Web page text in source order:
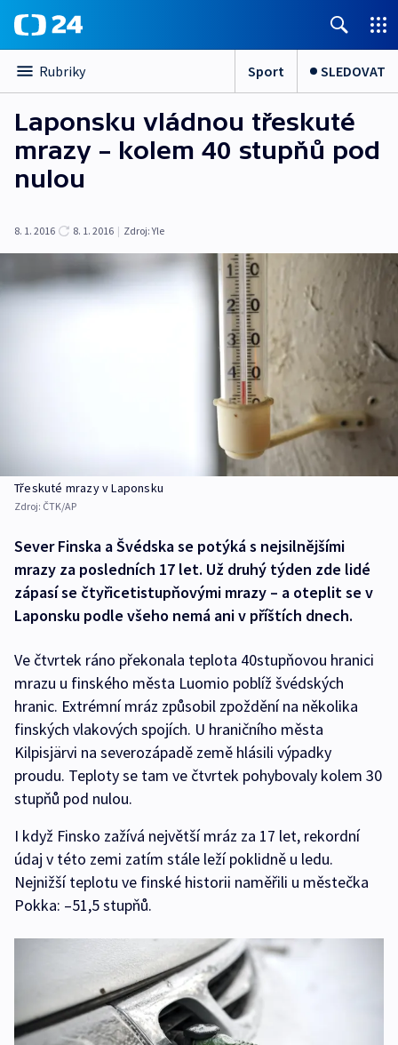
Rubriky Sport SLEDOVAT
Laponsku vládnou třeskuté
mrazy – kolem 40 stupňů pod
nulou
8. 1. 2016 8. 1. 2016 | Zdroj: Yle
Třeskuté mrazy v Laponsku
Zdroj: ČTK/AP
Sever Finska a Švédska se potýká s nejsilnějšími
mrazy za posledních 17 let. Už druhý týden zde lidé
zápasí se čtyřicetistupňovými mrazy – a oteplit se v
Laponsku podle všeho nemá ani v příštích dnech.
Ve čtvrtek ráno překonala teplota 40stupňovou hranici
mrazu u finského města Luomio poblíž švédských
hranic. Extrémní mráz způsobil zpoždění na několika
finských vlakových spojích. U hraničního města
Kilpisjärvi na severozápadě země hlásili výpadky
proudu. Teploty se tam ve čtvrtek pohybovaly kolem 30
stupňů pod nulou.
I když Finsko zažívá největší mráz za 17 let, rekordní
údaj v této zemi zatím stále leží poklidně u ledu.
Nejnižší teplotu ve finské historii naměřili u městečka
Pokka: –51,5 stupňů.